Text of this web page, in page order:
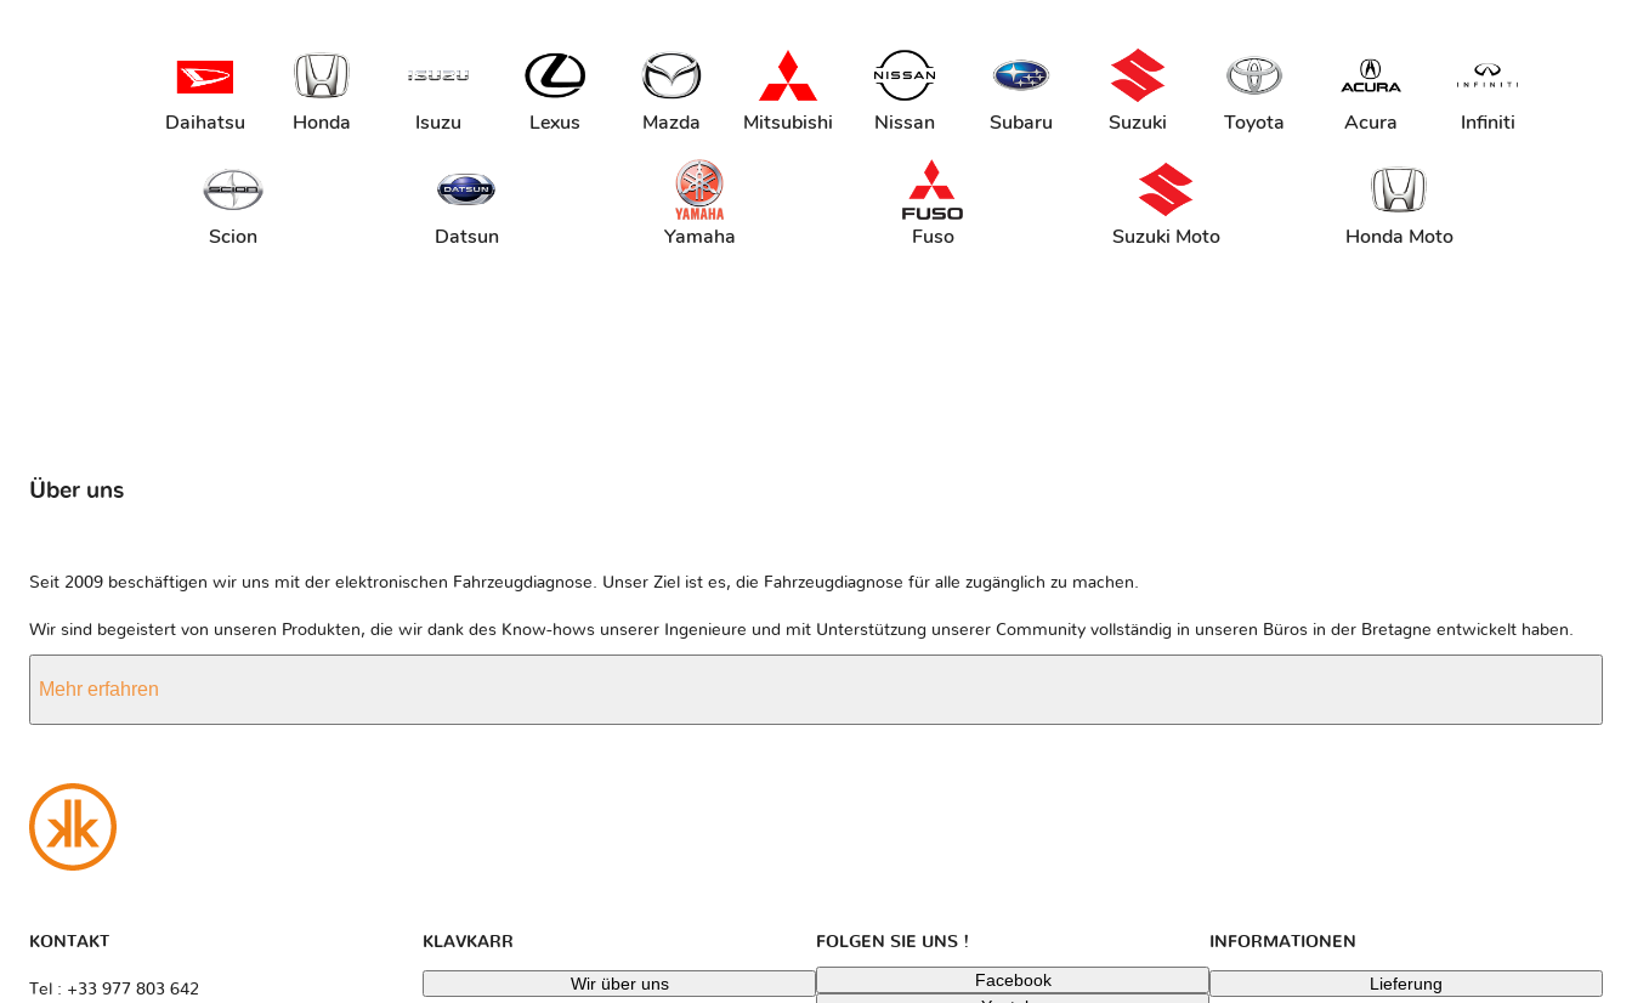
Daihatsu Honda Isuzu Lexus Mazda Mitsubishi Nissan Subaru Suzuki Toyota Acura Infiniti
Scion Datsun Yamaha Fuso Suzuki Moto Honda Moto
Über uns
Seit 2009 beschäftigen wir uns mit der elektronischen Fahrzeugdiagnose. Unser Ziel ist es, die Fahrzeugdiagnose für alle zugänglich zu machen.
Wir sind begeistert von unseren Produkten, die wir dank des Know-hows unserer Ingenieure und mit Unterstützung unserer Community vollständig in unseren Büros in der Bretagne entwickelt haben.
Mehr erfahren
KONTAKT
Tel : +33 977 803 642
KLAVKARR
Wir über uns
FOLGEN SIE UNS !
Facebook
INFORMATIONEN
Lieferung